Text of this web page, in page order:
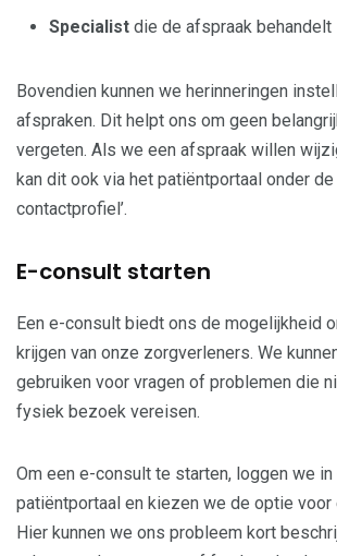
Specialist die de afspraak behandelt
Bovendien kunnen we herinneringen
afspraken. Dit helpt ons om geen
vergeten. Als we een afspraak willen
kan dit ook via het patiëntportaal onder
contactprofiel’.
E-consult starten
Een e-consult biedt ons de mogelijkheid
krijgen van onze zorgverleners. We
gebruiken voor vragen of problemen die
fysiek bezoek vereisen.
Om een e-consult te starten, loggen we in
patiëntportaal en kiezen we de optie voor
Hier kunnen we ons probleem kort